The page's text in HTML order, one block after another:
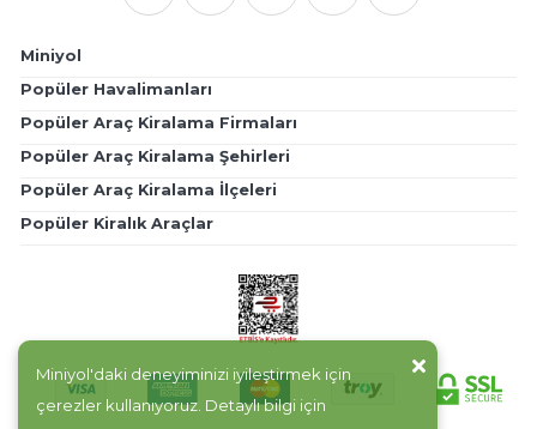
Miniyol
Popüler Havalimanları
Popüler Araç Kiralama Firmaları
Popüler Araç Kiralama Şehirleri
Popüler Araç Kiralama İlçeleri
Popüler Kiralık Araçlar
Miniyol'daki deneyiminizi iyileştirmek için
çerezler kullanıyoruz. Detaylı bilgi için